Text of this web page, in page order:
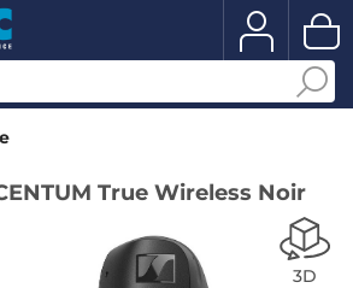
3D
True Wireless Noir